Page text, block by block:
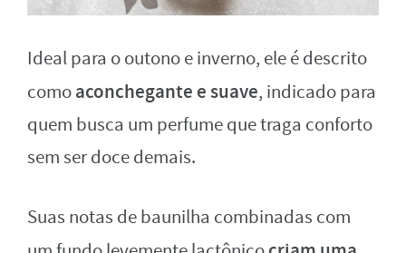
Ideal para o outono e inverno, ele é descrito
comoaconchegante e suave, indicado para
quem busca um perfume que traga conforto
sem ser doce demais.
Suas notas de baunilha combinadas com